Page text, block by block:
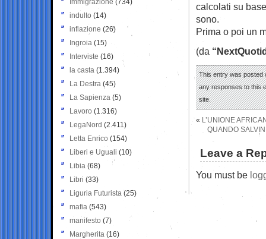
calcolati su
sono.
Prima o poi un
(da
This entry was posted
any responses to this
site.
« L’UNIONE
QUANDO
Leave a
You must be
Immigrazione (734)
indulto (14)
inflazione (26)
Ingroia (15)
Interviste (16)
la casta (1.394)
La Destra (45)
La Sapienza (5)
Lavoro (1.316)
LegaNord (2.411)
Letta Enrico (154)
Liberi e Uguali (10)
Libia (68)
Libri (33)
Liguria Futurista (25)
mafia (543)
manifesto (7)
Margherita (16)